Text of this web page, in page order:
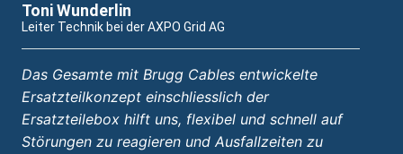
Toni Wunderlin
Leiter Technik bei der AXPO Grid AG
Das Gesamte mit Brugg Cables entwickelte
Ersatzteilkonzept einschliesslich der
Ersatzteilebox hilft uns, flexibel und schnell auf
Störungen zu reagieren und Ausfallzeiten zu